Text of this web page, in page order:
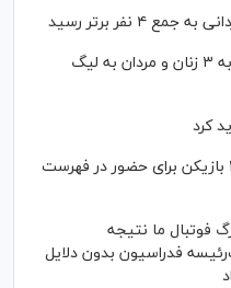
نفر برتر رسید
اعزام تیم‌های ملی بسکتبال ۳ به ۳ زنان و مردان به لیگ
کرد
پیاتزا به تهران رسید؛ رقابت ۲۸ بازیکن برای حضور در فهرست
فوتبال ما نتیجه
فدراسیون بدون دلایل